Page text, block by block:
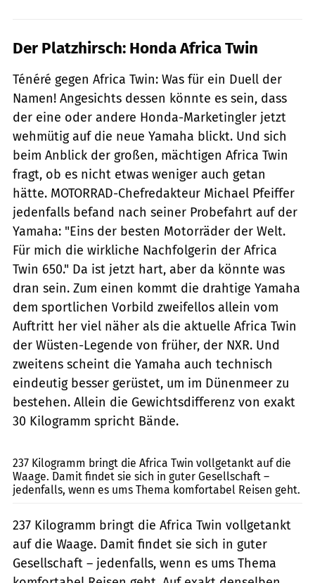
Der Platzhirsch: Honda Africa Twin
Ténéré gegen Africa Twin: Was für ein Duell der
Namen! Angesichts dessen könnte es sein, dass
der eine oder andere Honda-Marketingler jetzt
wehmütig auf die neue Yamaha blickt. Und sich
beim Anblick der großen, mächtigen Africa Twin
fragt, ob es nicht etwas weniger auch getan
hätte. MOTORRAD-Chefredakteur Michael Pfeiffer
jedenfalls befand nach seiner Probefahrt auf der
Yamaha: "Eins der besten Motorräder der Welt.
Für mich die wirkliche Nachfolgerin der Africa
Twin 650." Da ist jetzt hart, aber da könnte was
dran sein. Zum einen kommt die drahtige Yamaha
dem sportlichen Vorbild zweifellos allein vom
Auftritt her viel näher als die aktuelle Africa Twin
der Wüsten-Legende von früher, der NXR. Und
zweitens scheint die Yamaha auch technisch
eindeutig besser gerüstet, um im Dünenmeer zu
bestehen. Allein die Gewichtsdifferenz von exakt
30 Kilogramm spricht Bände.
237 Kilogramm bringt die Africa Twin vollgetankt auf die
Waage. Damit findet sie sich in guter Gesellschaft –
jedenfalls, wenn es ums Thema komfortabel Reisen geht.
237 Kilogramm bringt die Africa Twin vollgetankt
auf die Waage. Damit findet sie sich in guter
Gesellschaft – jedenfalls, wenn es ums Thema